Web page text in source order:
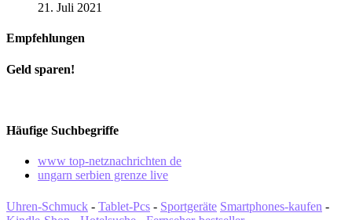
21. Juli 2021
Empfehlungen
Geld sparen!
Häufige Suchbegriffe
www top-netznachrichten de
ungarn serbien grenze live
Uhren-Schmuck - Tablet-Pcs - Sportgeräte Smartphones-kaufen -